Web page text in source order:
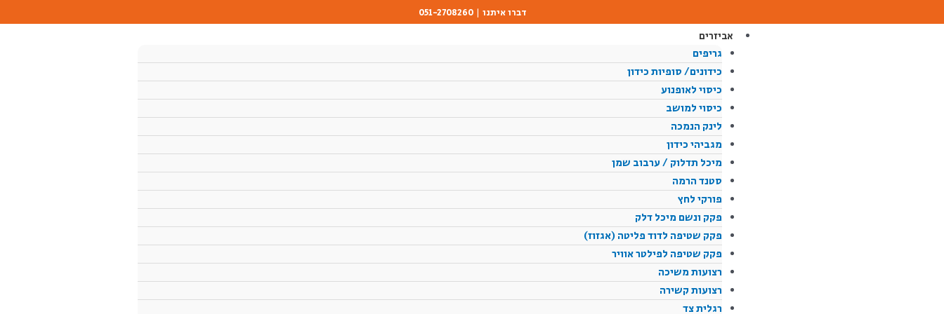
לתוכן
דברו איתנו | 051-2708260
אביזרים
גריפים
כידונים/ סופיות כידון
כיסוי לאופנוע
כיסוי למושב
לינק הנמכה
מגביהי כידון
מיכל תדלוק / ערבוב שמן
סטנד הרמה
פורקי לחץ
פקק ונשם מיכל דלק
פקק שטיפה לדוד פליטה (אגזוז)
פקק שטיפה לפילטר אוויר
רצועות משיכה
רצועות קשירה
רגלית צד